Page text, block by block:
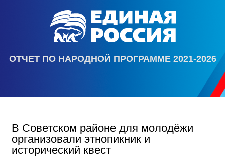
ОТЧЕТ ПО НАРОДНОЙ ПРОГРАММЕ 2021-2026
В Советском районе для молодёжи
организовали этнопикник и
исторический квест